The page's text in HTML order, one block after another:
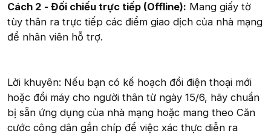
Cách 2 - Đối chiếu trực tiếp (Offline): Mang giấy tờ
tùy thân ra trực tiếp các điểm giao dịch của nhà mạng
để nhân viên hỗ trợ.
Lời khuyên: Nếu bạn có kế hoạch đổi điện thoại mới
hoặc đổi máy cho người thân từ ngày 15/6, hãy chuẩn
bị sẵn ứng dụng của nhà mạng hoặc mang theo Căn
cước công dân gắn chíp để việc xác thực diễn ra